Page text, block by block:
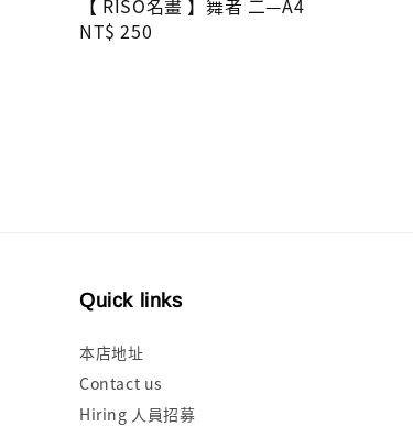
【 RISO名畫 】舞者 二—A4
Regular
NT$ 250
Quick links
本店地址
Contact us
Hiring 人員招募